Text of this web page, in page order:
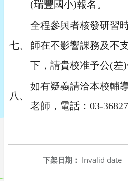
(瑞豐國小)報名。
七、
全程參與者核發研習
師在不影響課務及不
下，請貴校准予公(差)
八、
如有疑義請洽本校輔
老師，電話：03-
下架日期： Invalid date